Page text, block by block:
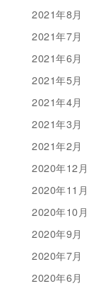
2021年8月
2021年7月
2021年6月
2021年5月
2021年4月
2021年3月
2021年2月
2020年12月
2020年11月
2020年10月
2020年9月
2020年7月
2020年6月